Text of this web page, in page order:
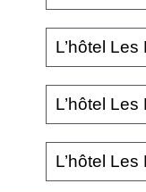
Non, l’hôtel
proximité.
L’hôtel
Oui, l’hôtel
L’hôtel
Oui, l’hôtel
de check-out,
L’hôtel